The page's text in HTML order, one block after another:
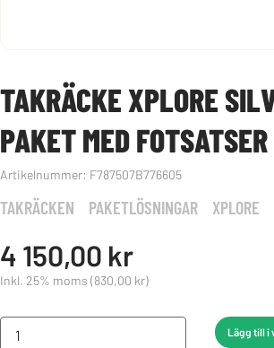
TAKRÄCKE XPLORE
PAKET MED FOTSATSER
Artikelnummer: F787507B776605
TAKRÄCKEN PAKETLÖSNINGAR XPLORE
4 150,00 kr
Inkl. 25% moms (830,00 kr)
Lägg till i